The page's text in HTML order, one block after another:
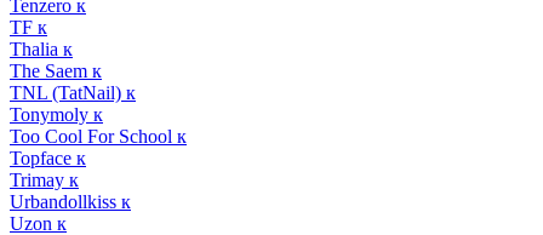
Tenzero к
TF к
Thalia к
The Saem к
TNL (TatNail) к
Tonymoly к
Too Cool For School к
Topface к
Trimay к
Urbandollkiss к
Uzon к